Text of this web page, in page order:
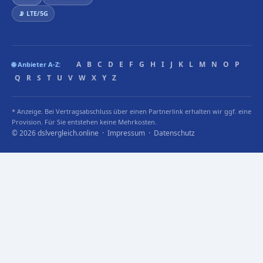
📡 LTE/5G
🌐 Anbieter A-Z: A B C D E F G H I J K L M N O
P
Q
R S T U V W X Y Z
* Anzeige. Bei Vertragsabschluss über einen Partnerlink erhalten wir ggf. eine
Provision. Für Sie entstehen keine Mehrkosten.
© 2026 dslvergleich.online · Impressum · Datenschutz